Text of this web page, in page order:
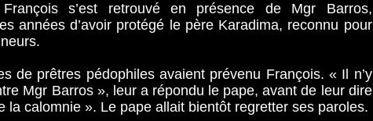
s’est retrouvé en présence de Mgr Barros,
années d’avoir protégé le père Karadima, reconnu pour
de prêtres pédophiles avaient prévenu François. « Il n’y
Mgr Barros », leur a répondu le pape, avant de leur dire
la calomnie ». Le pape allait bientôt regretter ses paroles.